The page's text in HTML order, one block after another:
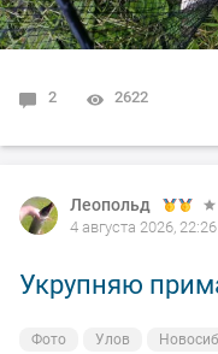
2 2622
Леопольд
4 августа 2026, 22:26
Укрупняю
Фото Улов